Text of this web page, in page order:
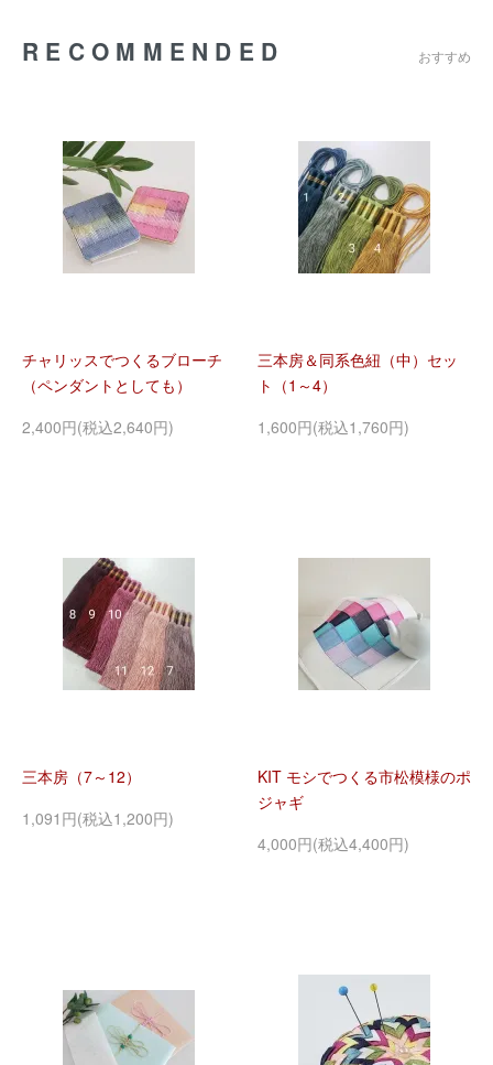
RECOMMENDED おすすめ
チャリッスでつくるブローチ
（ペンダントとしても）
2,400円(税込2,640円)
三本房＆同系色紐（中）セッ
ト（1～4）
1,600円(税込1,760円)
三本房（7～12）
1,091円(税込1,200円)
KIT モシでつくる市松模様のポ
ジャギ
4,000円(税込4,400円)